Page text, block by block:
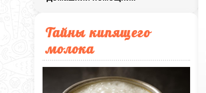
Тайны кипящего
молока